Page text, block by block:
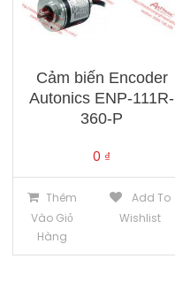
Cảm biến Encoder
Autonics ENP-111R-
360-P
0 ₫
Thêm
Vào Giỏ
Hàng
Add To
Wishlist